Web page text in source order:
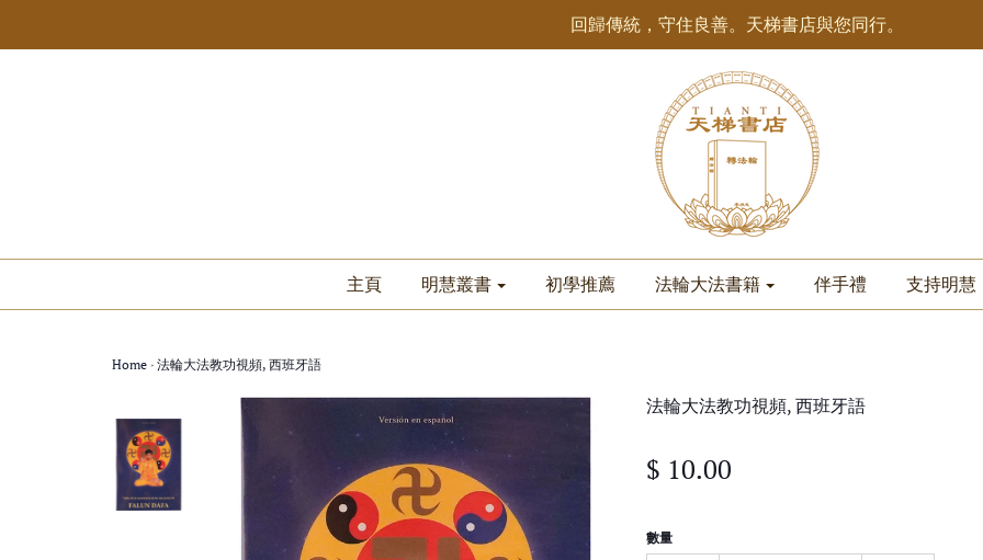
回歸傳統，守住良善。天梯書店與您同行。
主頁 明慧叢書 初學推薦 法輪大法書籍 伴手禮 支持明慧
Home › 法輪大法教功視頻, 西班牙語
法輪大法教功視頻, 西班牙語
$ 10.00
數量